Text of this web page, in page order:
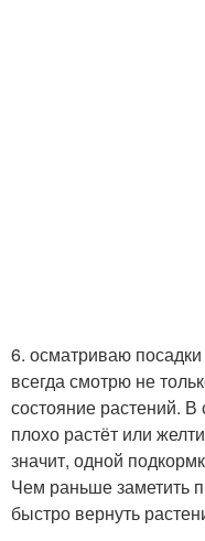
6. осматриваю
всегда смотрю не
состояние растений. В
плохо растёт или
значит, одной
Чем раньше заметить
быстро вернуть